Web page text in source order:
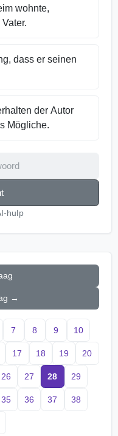
wohnte,
dass er seinen
der Autor
Mögliche.
hulp
→
7 8 9 10
17 18 19 20
26 27 28 29
35 36 37 38